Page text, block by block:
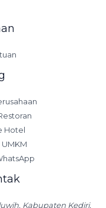
Hotel
Kabupaten Kediri,